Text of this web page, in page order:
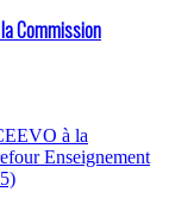
Commission